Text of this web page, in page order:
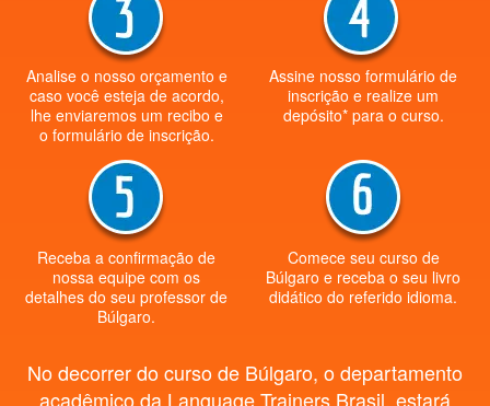
Analise o nosso orçamento e
caso você esteja de acordo,
lhe enviaremos um recibo e
o formulário de inscrição.
Assine nosso formulário de
inscrição e realize um
depósito* para o curso.
Receba a confirmação de
nossa equipe com os
detalhes do seu professor de
Búlgaro.
Comece seu curso de
Búlgaro e receba o seu livro
didático do referido idioma.
No decorrer do curso de Búlgaro, o departamento
acadêmico da Language Trainers Brasil, estará